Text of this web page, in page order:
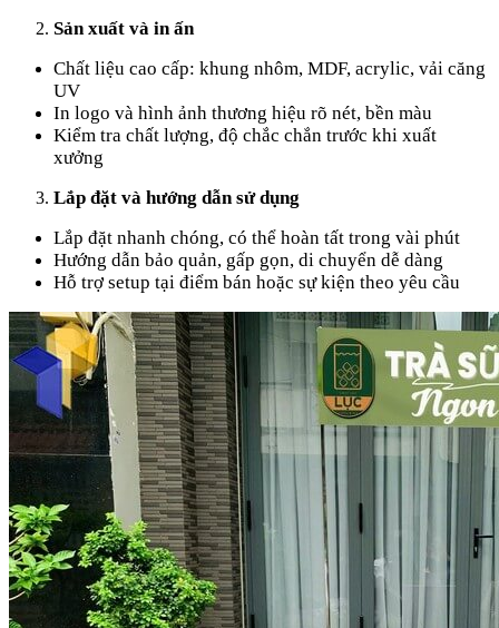
Sản xuất và in ấn
Chất liệu cao cấp: khung nhôm, MDF, acrylic, vải căng
UV
In logo và hình ảnh thương hiệu rõ nét, bền màu
Kiểm tra chất lượng, độ chắc chắn trước khi xuất
xưởng
Lắp đặt và hướng dẫn sử dụng
Lắp đặt nhanh chóng, có thể hoàn tất trong vài phút
Hướng dẫn bảo quản, gấp gọn, di chuyển dễ dàng
Hỗ trợ setup tại điểm bán hoặc sự kiện theo yêu cầu